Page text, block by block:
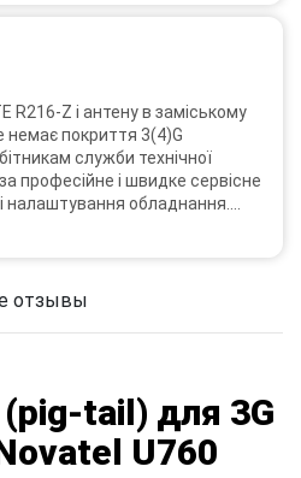
R216-Z і антену в заміському
немає покриття 3(4)G
служби технічної
і швидке сервісне
налаштування обладнання.
я не шкодую про прийняте
в компанії 3G star
отзывы
tail) для 3G
U760